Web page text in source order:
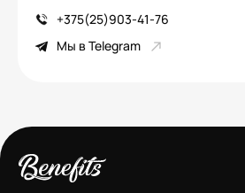
+375(25)903-41-76
Мы в Telegram